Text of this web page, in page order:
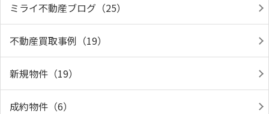
ミライ不動産ブログ（25）
不動産買取事例（19）
新規物件（19）
成約物件（6）